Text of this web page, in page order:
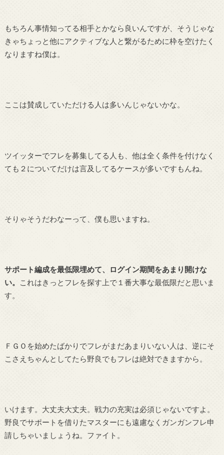
もちろん事情知ってる相手とかなら良いんですが、そうじゃな
きゃちょっと他にアクティブな人と繋がるために枠を空けたく
なりますね僕は。
ここは賛成していただける人は多いんじゃないかな。
ツイッターでフレを募集してる人も、他は全く条件を付けなく
ても２についてだけは言及してるケースが多いですもんね。
そりゃそうだわなーって、僕も思いますね。
サポート編成を最低限埋めて、ログイン期間をあまり開けな
い。
これはきっとフレを探す上で１番大事な最低限だと思いま
す。
ＦＧＯを始めたばかりでフレがまだあまりいない人は、逆にそ
こさえちゃんとしてたら野良でもフレは絶対できますから。
いけます。大丈夫大丈夫。戦力の充実は必須じゃないですよ。
野良でサポートを借りたマスターにも遠慮なくガンガンフレ申
請しちゃいましょうね。ファイト。